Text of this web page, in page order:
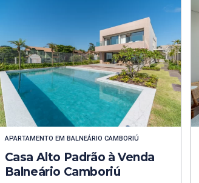
APARTAMENTO EM BALNEÁRIO CAMBORIÚ
Casa Alto Padrão à Venda
Balneário Camboriú